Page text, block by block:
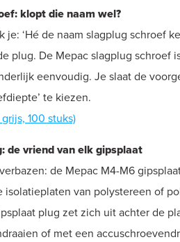
klopt die naam wel?
je: ‘Hé de naam slagplug schroef
plug. De Mepac slagplug schroef
eenvoudig. Je slaat de
te kiezen.
100 stuks)
de vriend van elk gipsplaat
de Mepac M4-M6
van polystereen of
plug zet zich uit achter de
of met een